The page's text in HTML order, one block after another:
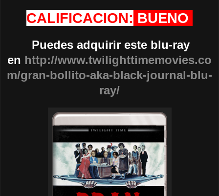
CALIFICACION: BUENO
Puedes adquirir este blu-ray
en http://www.twilighttimemovies.co
m/gran-bollito-aka-black-journal-blu-
ray/